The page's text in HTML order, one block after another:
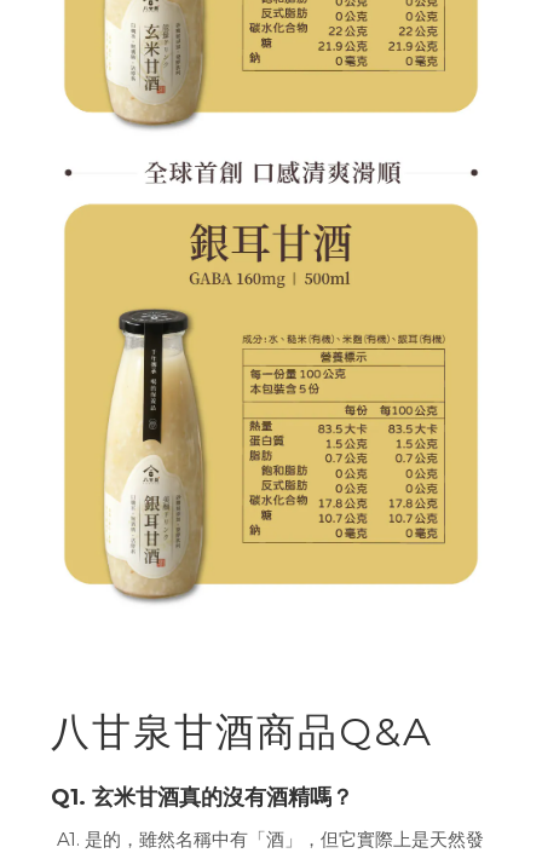
八甘泉甘酒商品Q&A
Q1. 玄米甘酒真的沒有酒精嗎？
A1. 是的，雖然名稱中有「酒」，但它實際上是天然發